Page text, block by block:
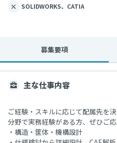
SOLIDWORKS、CATIA
募集要項
主な仕事内容
ご経験・スキルに応じて配属先を
分野で実務経験がある方、ぜひご応
・構造・筐体・機構設計